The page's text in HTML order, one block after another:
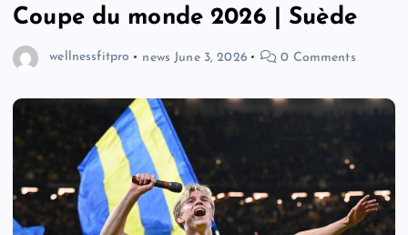
Coupe du monde 2026 | Suède
wellnessfitpro news June 3, 2026 0 Comments